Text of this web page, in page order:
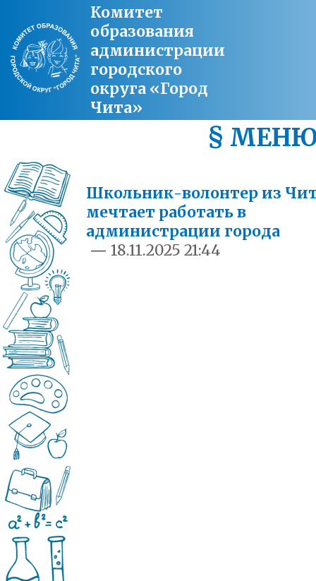
Комитет
образования
администрации
городского
округа «Город
Чита»
§
Школьник-волонтер из
мечтает работать в
администрации города
— 18.11.2025 21:44